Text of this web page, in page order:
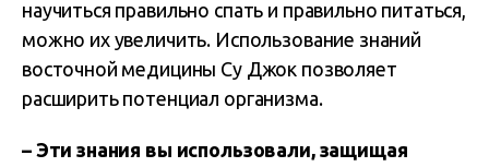
научиться правильно спать и правильно питаться,
можно их увеличить. Использование знаний
восточной медицины Су Джок позволяет
расширить потенциал организма.
– Эти знания вы использовали, защищая